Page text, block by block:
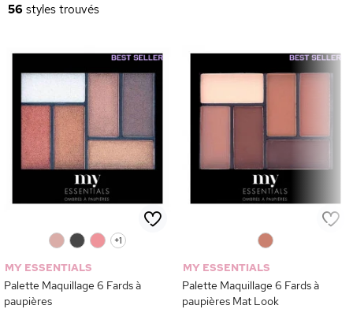
accessible pour réaliser facilement des looks adaptés à chaque
56 styles trouvés
+1
MY ESSENTIALS
Palette Maquillage 6 Fards à
paupières
MY ESSENTIALS
Palette Maquillage 6 Fards à
paupières Mat Look